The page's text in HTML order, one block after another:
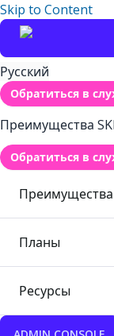
Skip to Content
Русский
Обратиться в
Преимущества
Обратиться в
Преимущества
Планы
Ресурсы